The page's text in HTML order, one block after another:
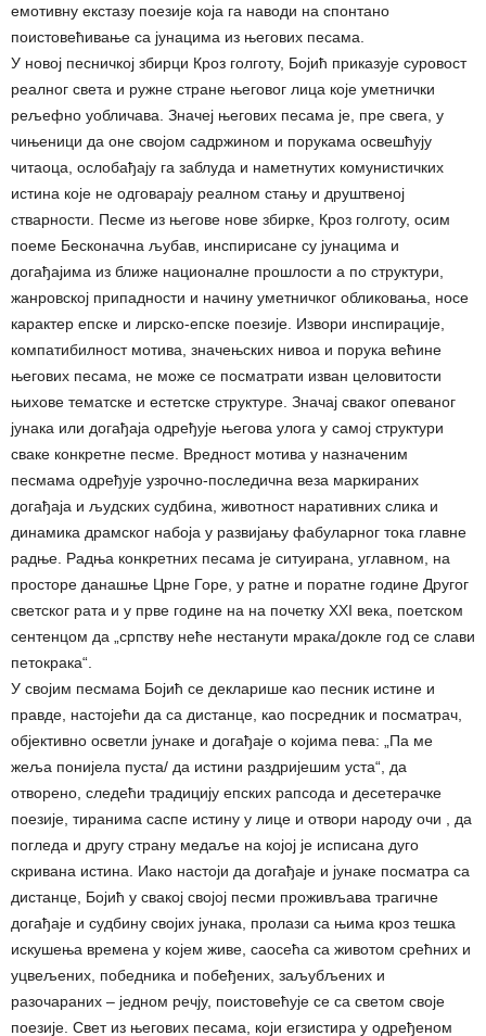
емотивну екстазу поезије која га наводи на спонтано
поистовећивање са јунацима из његових песама.
У новој песничкој збирци Кроз голготу, Бојић приказује суровост
реалног света и ружне стране његовог лица које уметнички
рељефно уобличава. Значеј његових песама је, пре свега, у
чињеници да оне својом садржином и порукама освешћују
читаоца, ослобађају га заблуда и наметнутих комунистичких
истина које не одговарају реалном стању и друштвеној
стварности. Песме из његове нове збирке, Кроз голготу, осим
поеме Бесконачна љубав, инспирисане су јунацима и
догађајима из ближе националне прошлости а по структури,
жанровској припадности и начину уметничког обликовања, носе
карактер епске и лирско-епске поезије. Извори инспирације,
компатибилност мотива, значењских нивоа и порука већине
његових песама, не може се посматрати изван целовитости
њихове тематске и естетске структуре. Значај сваког опеваног
јунака или догађаја одређује његова улога у самој структури
сваке конкретне песме. Вредност мотива у назначеним
песмама одређује узрочно-последична веза маркираних
догађаја и људских судбина, животност наративних слика и
динамика драмског набоја у развијању фабуларног тока главне
радње. Радња конкретних песама је ситуирана, углавном, на
просторе данашње Црне Горе, у ратне и поратне године Другог
светског рата и у прве године на на почетку XXI века, поетском
сентенцом да „српству неће нестанути мрака/докле год се слави
петокрака“.
У својим песмама Бојић се декларише као песник истине и
правде, настојећи да са дистанце, као посредник и посматрач,
објективно осветли јунаке и догађаје о којима пева: „Па ме
жеља понијела пуста/ да истини раздријешим уста“, да
отворено, следећи традицију епских рапсода и десетерачке
поезије, тиранима саспе истину у лице и отвори народу очи , да
погледа и другу страну медаље на којој је исписана дуго
скривана истина. Иако настоји да догађаје и јунаке посматра са
дистанце, Бојић у свакој својој песми проживљава трагичне
догађаје и судбину својих јунака, пролази са њима кроз тешка
искушења времена у којем живе, саосећа са животом срећних и
уцвељених, победника и побеђених, заљубљених и
разочараних – једном речју, поистовећује се са светом своје
поезије. Свет из његових песама, који егзистира у одређеном